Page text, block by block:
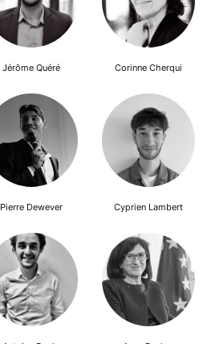
Jérôme Quéré Corinne Cherqui
Pierre Dewever Cyprien Lambert